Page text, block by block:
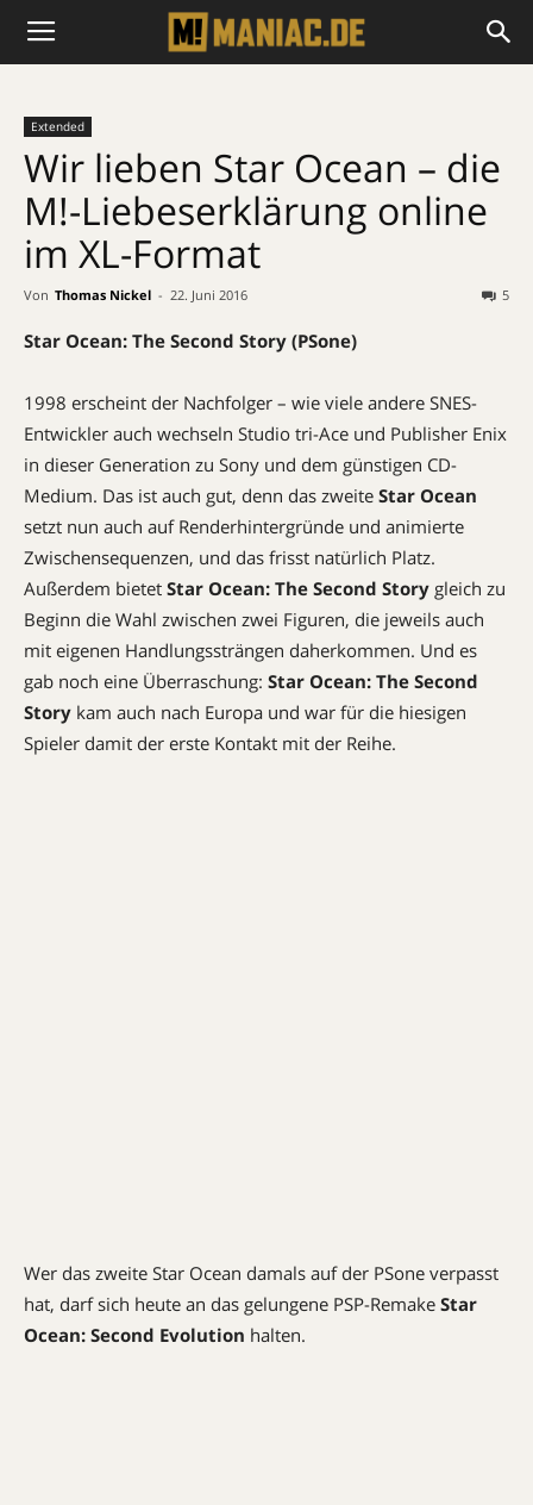
Extended
Wir lieben Star Ocean – die
M!-Liebeserklärung online
im XL-Format
Von Thomas Nickel - 22. Juni 2016 5
Star Ocean: The Second Story (PSone)
1998 erscheint der Nachfolger – wie viele andere SNES-
Entwickler auch wechseln Studio tri-Ace und Publisher Enix
in dieser Generation zu Sony und dem günstigen CD-
Medium. Das ist auch gut, denn das zweite Star Ocean
setzt nun auch auf Renderhintergründe und animierte
Zwischensequenzen, und das frisst natürlich Platz.
Außerdem bietet Star Ocean: The Second Story gleich zu
Beginn die Wahl zwischen zwei Figuren, die jeweils auch
mit eigenen Handlungssträngen daherkommen. Und es
gab noch eine Überraschung: Star Ocean: The Second
Story kam auch nach Europa und war für die hiesigen
Spieler damit der erste Kontakt mit der Reihe.
Wer das zweite Star Ocean damals auf der PSone verpasst
hat, darf sich heute an das gelungene PSP-Remake Star
Ocean: Second Evolution halten.